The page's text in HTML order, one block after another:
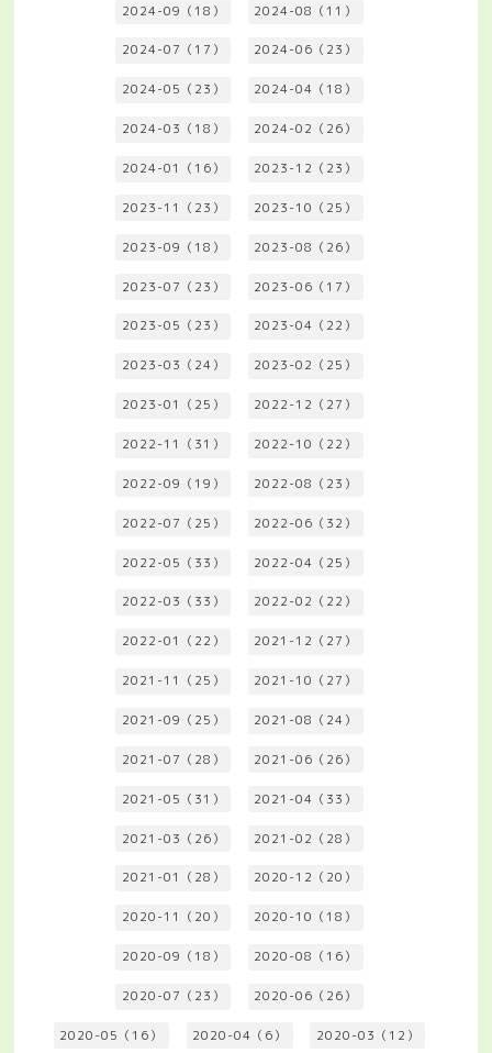
2024-09（18） 2024-08（11）
2024-07（17） 2024-06（23）
2024-05（23） 2024-04（18）
2024-03（18） 2024-02（26）
2024-01（16） 2023-12（23）
2023-11（23） 2023-10（25）
2023-09（18） 2023-08（26）
2023-07（23） 2023-06（17）
2023-05（23） 2023-04（22）
2023-03（24） 2023-02（25）
2023-01（25） 2022-12（27）
2022-11（31） 2022-10（22）
2022-09（19） 2022-08（23）
2022-07（25） 2022-06（32）
2022-05（33） 2022-04（25）
2022-03（33） 2022-02（22）
2022-01（22） 2021-12（27）
2021-11（25） 2021-10（27）
2021-09（25） 2021-08（24）
2021-07（28） 2021-06（26）
2021-05（31） 2021-04（33）
2021-03（26） 2021-02（28）
2021-01（28） 2020-12（20）
2020-11（20） 2020-10（18）
2020-09（18） 2020-08（16）
2020-07（23） 2020-06（26）
2020-05（16） 2020-04（6） 2020-03（12）